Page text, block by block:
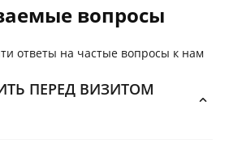
вопросы
ответы на частые вопросы к нам
ПЕРЕД ВИЗИТОМ